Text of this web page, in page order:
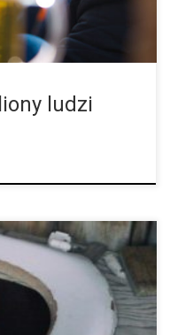
ludzi
miastach
oczyszczalni na